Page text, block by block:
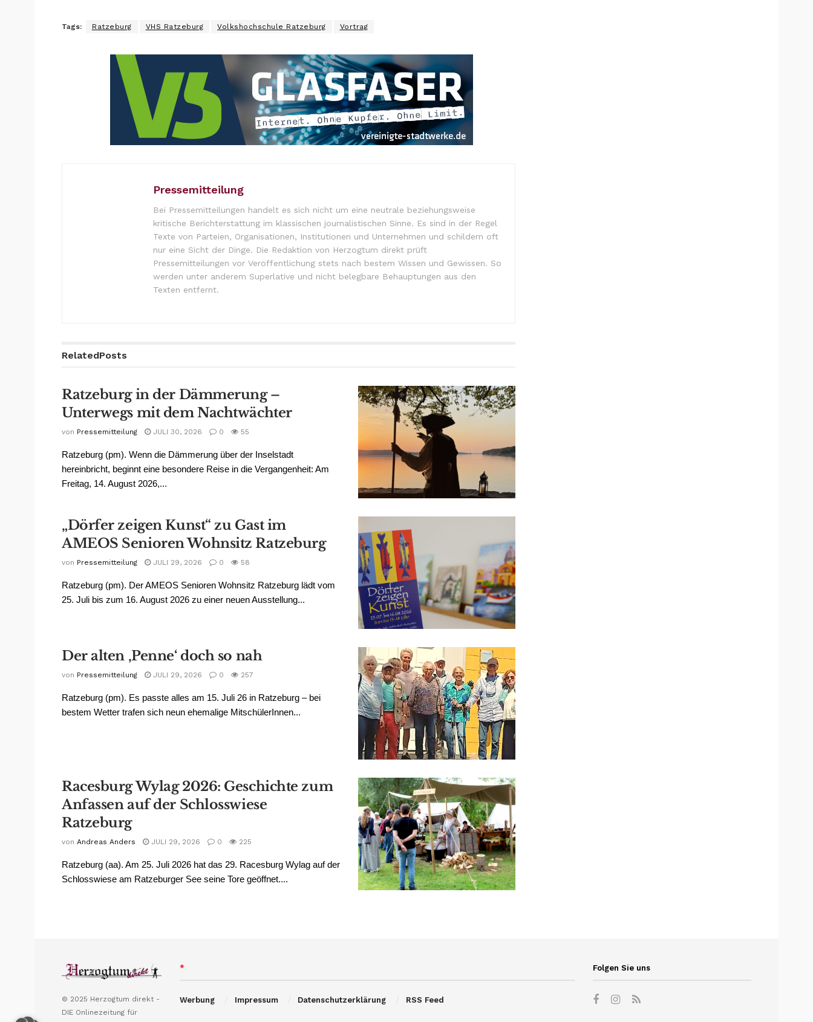
Tags: Ratzeburg VHS Ratzeburg Volkshochschule Ratzeburg Vortrag
Pressemitteilung
Bei Pressemitteilungen handelt es sich nicht um eine neutrale beziehungsweise
kritische Berichterstattung im klassischen journalistischen Sinne. Es sind in der Regel
Texte von Parteien, Organisationen, Institutionen und Unternehmen und schildern oft
nur eine Sicht der Dinge. Die Redaktion von Herzogtum direkt prüft
Pressemitteilungen vor Veröffentlichung stets nach bestem Wissen und Gewissen. So
werden unter anderem Superlative und nicht belegbare Behauptungen aus den
Texten entfernt.
RelatedPosts
Ratzeburg in der Dämmerung –
Unterwegs mit dem Nachtwächter
von Pressemitteilung JULI 30, 2026 0 55
Ratzeburg (pm). Wenn die Dämmerung über der Inselstadt
hereinbricht, beginnt eine besondere Reise in die Vergangenheit: Am
Freitag, 14. August 2026,...
„Dörfer zeigen Kunst“ zu Gast im
AMEOS Senioren Wohnsitz Ratzeburg
von Pressemitteilung JULI 29, 2026 0 58
Ratzeburg (pm). Der AMEOS Senioren Wohnsitz Ratzeburg lädt vom
25. Juli bis zum 16. August 2026 zu einer neuen Ausstellung...
Der alten ‚Penne‘ doch so nah
von Pressemitteilung JULI 29, 2026 0 257
Ratzeburg (pm). Es passte alles am 15. Juli 26 in Ratzeburg – bei
bestem Wetter trafen sich neun ehemalige MitschülerInnen...
Racesburg Wylag 2026: Geschichte zum
Anfassen auf der Schlosswiese
Ratzeburg
von Andreas Anders JULI 29, 2026 0 225
Ratzeburg (aa). Am 25. Juli 2026 hat das 29. Racesburg Wylag auf der
Schlosswiese am Ratzeburger See seine Tore geöffnet....
© 2025 Herzogtum direkt -
DIE Onlinezeitung für
*
Werbung Impressum Datenschutzerklärung RSS Feed
Folgen Sie uns